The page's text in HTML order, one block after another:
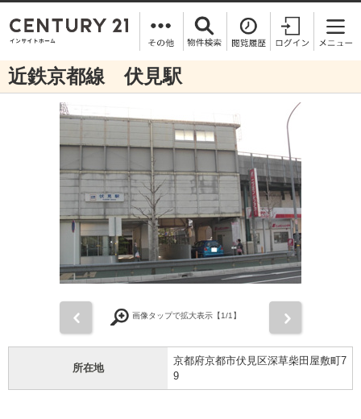
近鉄京都線 伏見駅
画像タップで拡大表示【1/1】
所在地
京都府京都市伏見区深草柴田屋敷町7
9